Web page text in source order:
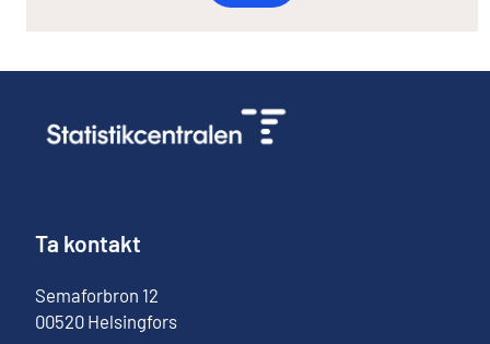
Ta kontakt
Semaforbron 12
00520 Helsingfors